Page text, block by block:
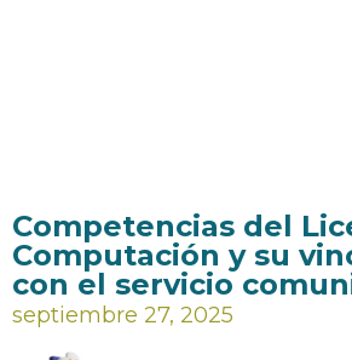
Competencias del
Computación y su
con el servicio
septiembre 27, 2025